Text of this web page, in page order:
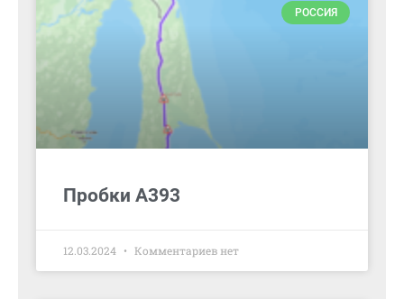
РОССИЯ
Пробки А393
12.03.2024 Комментариев нет